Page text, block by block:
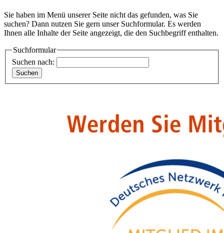
Sie haben im Menü unserer Seite nicht das gefunden, was Sie
suchen? Dann nutzen Sie gern unser Suchformular. Es werden
Ihnen alle Inhalte der Seite angezeigt, die den Suchbegriff enthalten.
Suchformular
Suchen nach: